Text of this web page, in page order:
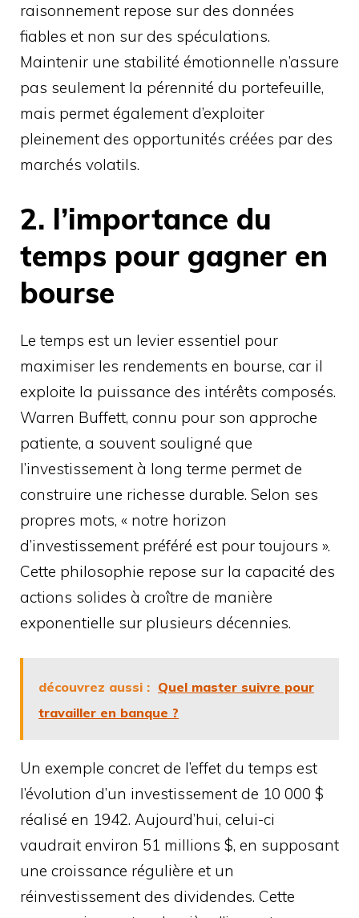
raisonnement repose sur des données
fiables et non sur des spéculations.
Maintenir une stabilité émotionnelle n’assure
pas seulement la pérennité du portefeuille,
mais permet également d’exploiter
pleinement des opportunités créées par des
marchés volatils.
2. l’importance du
temps pour gagner en
bourse
Le temps est un levier essentiel pour
maximiser les rendements en bourse, car il
exploite la puissance des intérêts composés.
Warren Buffett, connu pour son approche
patiente, a souvent souligné que
l’investissement à long terme permet de
construire une richesse durable. Selon ses
propres mots, « notre horizon
d’investissement préféré est pour toujours ».
Cette philosophie repose sur la capacité des
actions solides à croître de manière
exponentielle sur plusieurs décennies.
découvrez aussi : Quel master suivre pour
travailler en banque ?
Un exemple concret de l’effet du temps est
l’évolution d’un investissement de 10 000 $
réalisé en 1942. Aujourd’hui, celui-ci
vaudrait environ 51 millions $, en supposant
une croissance régulière et un
réinvestissement des dividendes. Cette